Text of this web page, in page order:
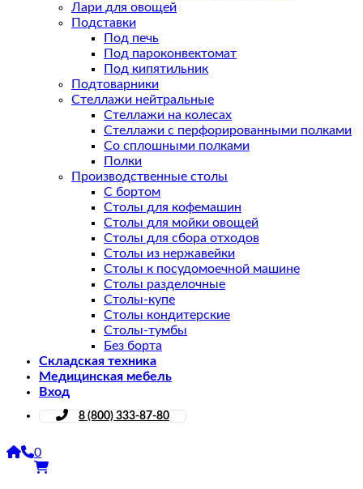
Лари для овощей
Подставки
Под печь
Под пароконвектомат
Под кипятильник
Подтоварники
Стеллажи нейтральные
Стеллажи на колесах
Стеллажи с перфорированными полками
Со сплошными полками
Полки
Производственные столы
С бортом
Столы для кофемашин
Столы для мойки овощей
Столы для сбора отходов
Столы из нержавейки
Столы к посудомоечной машине
Столы разделочные
Столы-купе
Столы кондитерские
Столы-тумбы
Без борта
Складская техника
Медицинская мебель
Вход
8 (800) 333-87-80
0